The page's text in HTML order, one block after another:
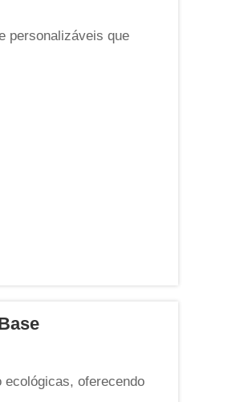
personalizáveis que
ecológicas, oferecendo